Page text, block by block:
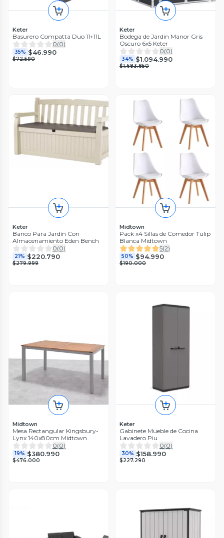
Keter
Basurero Compatta Duo 11+11L
0(0)
35% $46.990
$72.590
Keter
Bodega de Jardín Manor Gris
Oscuro 6x5 Keter
0(0)
34% $1.094.990
$1.683.850
Keter
Banco Para Jardín Con
Almacenamiento Eden Bench
0(0)
21% $220.790
$279.999
Midtown
Pack x4 Sillas de Comedor Tulip
Blanca Midtown
5(2)
50% $94.990
$190.000
Midtown
Mesa Rectangular Kingsbury-
Lynx 140x80cm Midtown
0(0)
19% $380.990
$476.000
Keter
Gabinete Mueble de Cocina
Lavadero Piu
0(0)
30% $158.990
$227.290